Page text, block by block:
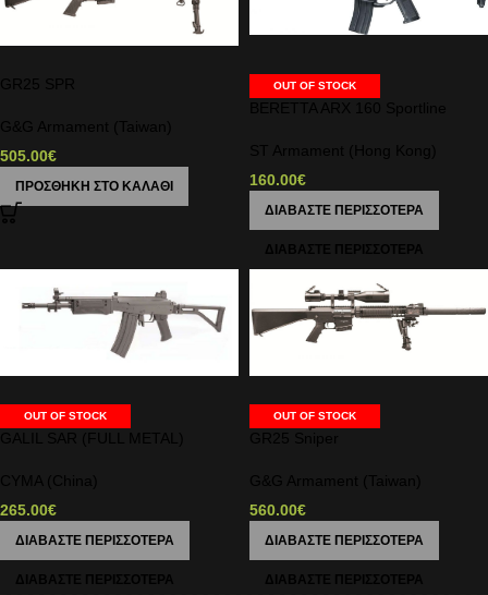
505.00€
ΠΡΟΣΘΉΚΗ ΣΤΟ ΚΑΛΆΘΙ
OUT OF STOCK
160.00€
ΔΙΑΒΆΣΤΕ ΠΕΡΙΣΣΌΤΕΡΑ
OUT OF STOCK
265.00€
ΔΙΑΒΆΣΤΕ ΠΕΡΙΣΣΌΤΕΡΑ
OUT OF STOCK
560.00€
ΔΙΑΒΆΣΤΕ ΠΕΡΙΣΣΌΤΕΡΑ